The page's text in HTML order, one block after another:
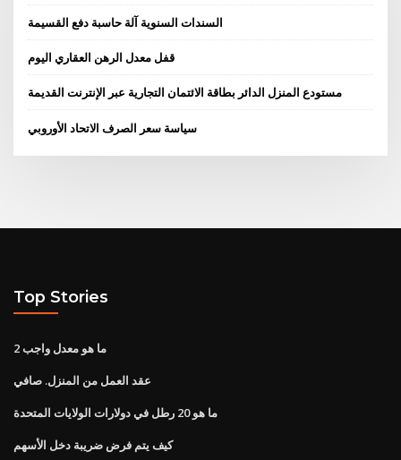
السندات السنوية آلة حاسبة دفع القسيمة
قفل معدل الرهن العقاري اليوم
مستودع المنزل الدائر بطاقة الائتمان التجارية عبر الإنترنت القديمة
سياسة سعر الصرف الاتحاد الأوروبي
Top Stories
ما هو معدل واجب 2
عقد العمل من المنزل. صافي
ما هو 20 رطل في دولارات الولايات المتحدة
كيف يتم فرض ضريبة دخل الأسهم